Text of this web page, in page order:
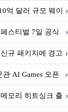
억 달러 규모 웨이
스티벌 7일 공식
규 패키지에 경고
AI Games 오픈
모리 히트싱크 출